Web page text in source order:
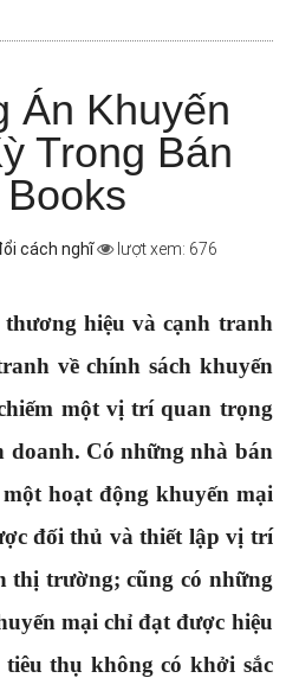
Án Khuyến
Trong Bán
cách nghĩ lượt xem: 676
hiệu và cạnh tranh
về chính sách khuyến
một vị trí quan trọng
doanh. Có những nhà bán
hoạt động khuyến mại
đối thủ và thiết lập vị trí
thị trường; cũng có những
mại chỉ đạt được hiệu
thụ không có khởi sắc